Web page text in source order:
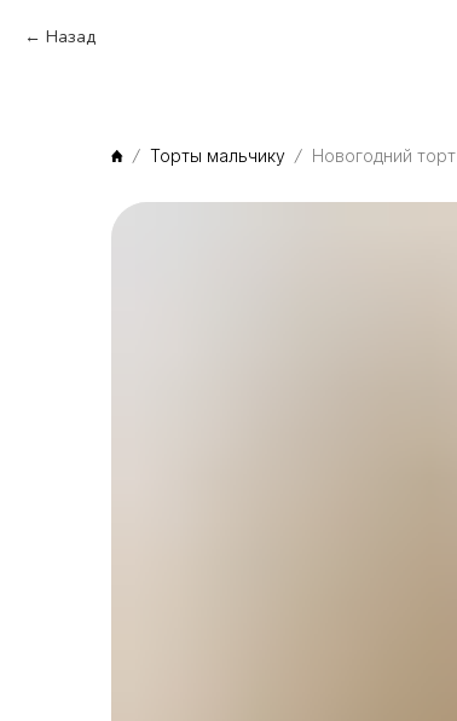
Назад
Торты мальчику Новогодний торт